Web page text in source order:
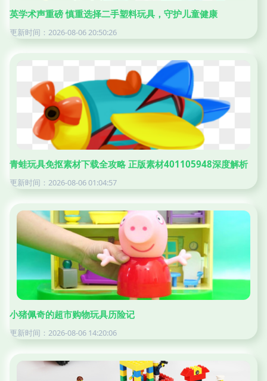
英学术声重磅 慎重选择二手塑料玩具，守护儿童健康
更新时间：2026-08-06 20:50:26
青蛙玩具免抠素材下载全攻略 正版素材401105948深度解析
更新时间：2026-08-06 01:04:57
小猪佩奇的超市购物玩具历险记
更新时间：2026-08-06 14:20:06